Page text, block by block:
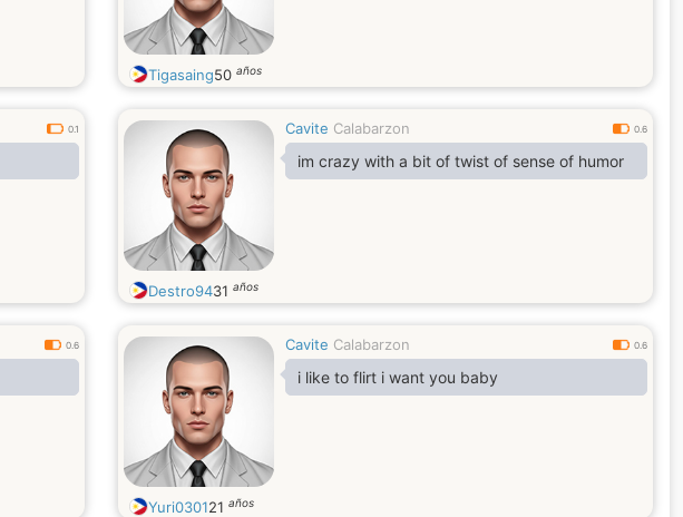
Tigasaing50 años
0.1 Cavite Calabarzon 0.6
im crazy with a bit of twist of sense of humor
Destro9431 años
0.6 Cavite Calabarzon 0.6
i like to flirt i want you baby
Yuri030121 años